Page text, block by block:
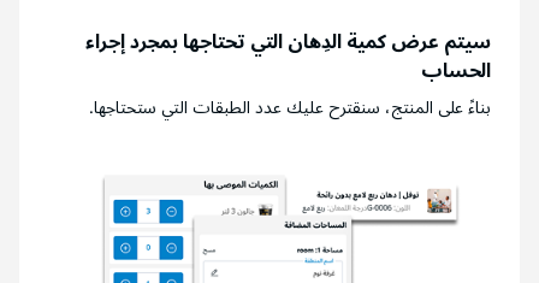
سيتم عرض كمية الدِهان التي تحتاجها بمجرد إجراء
الحساب
بناءً على المنتج، سنقترح عليك عدد الطبقات التي ستحتاجها.